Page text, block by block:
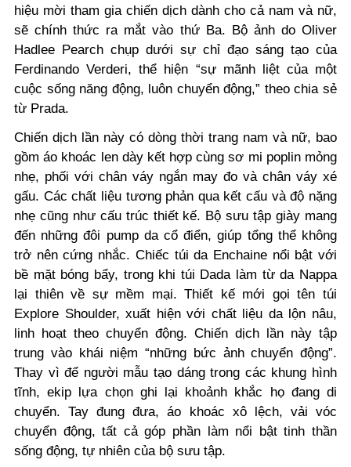
hiệu mời tham gia chiến dịch dành cho cả nam và nữ,
sẽ chính thức ra mắt vào thứ Ba. Bộ ảnh do Oliver
Hadlee Pearch chụp dưới sự chỉ đạo sáng tạo của
Ferdinando Verderi, thể hiện “sự mãnh liệt của một
cuộc sống năng động, luôn chuyển động,” theo chia sẻ
từ Prada.
Chiến dịch lần này có dòng thời trang nam và nữ, bao
gồm áo khoác len dày kết hợp cùng sơ mi poplin mỏng
nhẹ, phối với chân váy ngắn may đo và chân váy xé
gấu. Các chất liệu tương phản qua kết cấu và độ nặng
nhẹ cũng như cấu trúc thiết kế. Bộ sưu tập giày mang
đến những đôi pump da cổ điển, giúp tổng thể không
trở nên cứng nhắc. Chiếc túi da Enchaine nổi bật với
bề mặt bóng bẩy, trong khi túi Dada làm từ da Nappa
lại thiên về sự mềm mại. Thiết kế mới gọi tên túi
Explore Shoulder, xuất hiện với chất liệu da lộn nâu,
linh hoạt theo chuyển động. Chiến dịch lần này tập
trung vào khái niệm “những bức ảnh chuyển động”.
Thay vì để người mẫu tạo dáng trong các khung hình
tĩnh, ekip lựa chọn ghi lại khoảnh khắc họ đang di
chuyển. Tay đung đưa, áo khoác xô lệch, vải vóc
chuyển động, tất cả góp phần làm nổi bật tinh thần
sống động, tự nhiên của bộ sưu tập.